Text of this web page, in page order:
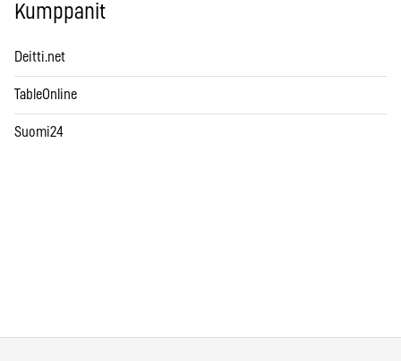
Kumppanit
Deitti.net
TableOnline
Suomi24